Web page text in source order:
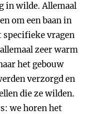
in wilde. Allemaal
om een baan in
specifieke vragen
zeer warm
het gebouw
verzorgd en
die ze wilden.
we horen het